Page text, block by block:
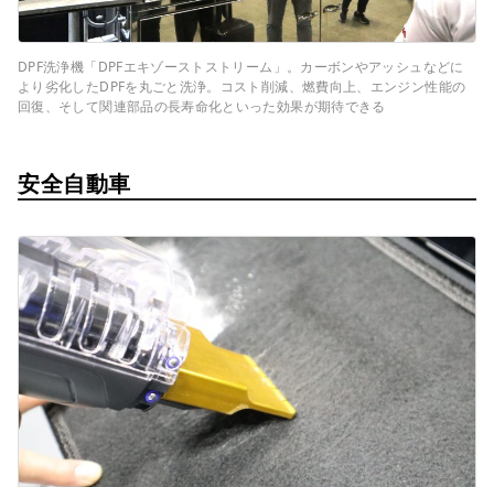
DPF洗浄機「DPFエキゾーストストリーム」。カーボンやアッシュなどに
より劣化したDPFを丸ごと洗浄。コスト削減、燃費向上、エンジン性能の
回復、そして関連部品の長寿命化といった効果が期待できる
安全自動車